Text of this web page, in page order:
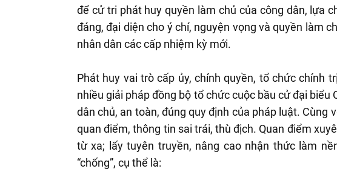
để cử tri phát huy quyền làm chủ của công dân, lựa
đáng, đại diện cho ý chí, nguyện vọng và quyền làm
nhân dân các cấp nhiệm kỳ mới.
Phát huy vai trò cấp ủy, chính quyền, tổ chức chính
nhiều giải pháp đồng bộ tổ chức cuộc bầu cử đại biểu
dân chủ, an toàn, đúng quy định của pháp luật. Cùng
quan điểm, thông tin sai trái, thù địch. Quan điểm
từ xa; lấy tuyên truyền, nâng cao nhận thức làm
“chống”, cụ thể là: